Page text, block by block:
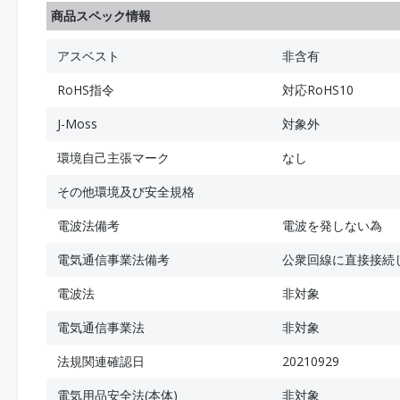
商品スペック情報
アスベスト
非含有
RoHS指令
対応RoHS10
J-Moss
対象外
環境自己主張マーク
なし
その他環境及び安全規格
電波法備考
電波を発しない為
電気通信事業法備考
公衆回線に直接接続
電波法
非対象
電気通信事業法
非対象
法規関連確認日
20210929
電気用品安全法(本体)
非対象